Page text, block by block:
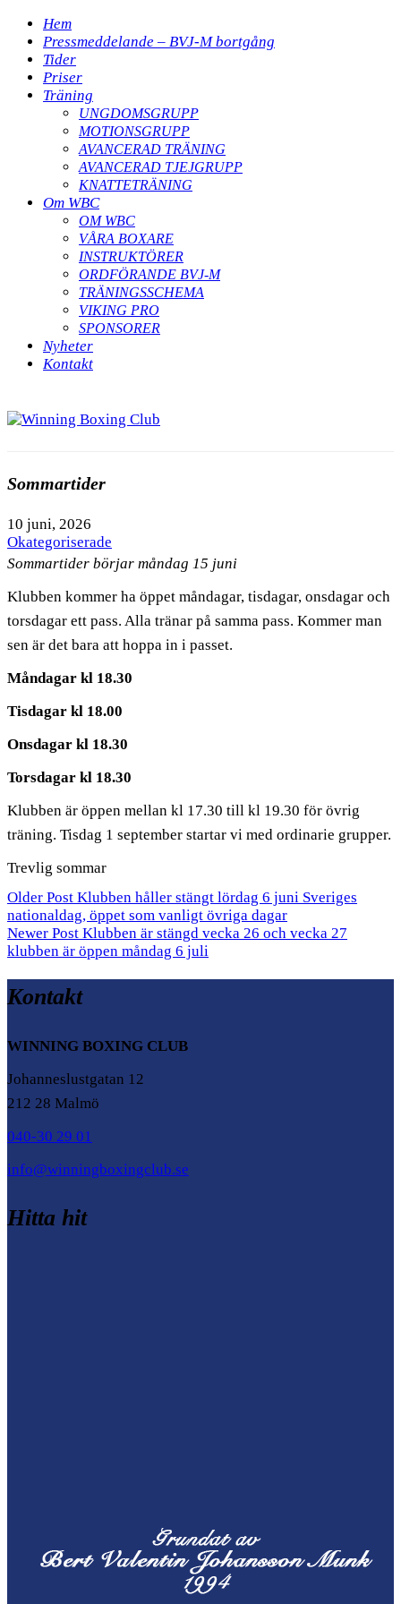
Hem
Pressmeddelande – BVJ-M bortgång
Tider
Priser
Träning
UNGDOMSGRUPP
MOTIONSGRUPP
AVANCERAD TRÄNING
AVANCERAD TJEJGRUPP
KNATTETRÄNING
Om WBC
OM WBC
VÅRA BOXARE
INSTRUKTÖRER
ORDFÖRANDE BVJ-M
TRÄNINGSSCHEMA
VIKING PRO
SPONSORER
Nyheter
Kontakt
Sommartider
10 juni, 2026
Okategoriserade
Sommartider börjar måndag 15 juni
Klubben kommer ha öppet måndagar, tisdagar, onsdagar och
torsdagar ett pass. Alla tränar på samma pass. Kommer man
sen är det bara att hoppa in i passet.
Måndagar kl 18.30
Tisdagar kl 18.00
Onsdagar kl 18.30
Torsdagar kl 18.30
Klubben är öppen mellan kl 17.30 till kl 19.30 för övrig
träning. Tisdag 1 september startar vi med ordinarie grupper.
Trevlig sommar
Older Post Klubben håller stängt lördag 6 juni Sveriges
nationaldag, öppet som vanligt övriga dagar
Newer Post Klubben är stängd vecka 26 och vecka 27
klubben är öppen måndag 6 juli
Kontakt
WINNING BOXING CLUB
Johanneslustgatan 12
212 28 Malmö
040-30 29 01
info@winningboxingclub.se
Hitta hit